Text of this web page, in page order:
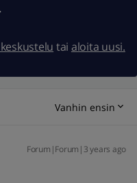
tai aloita uusi.
Vanhin ensin
Forum|Forum|3 years ago